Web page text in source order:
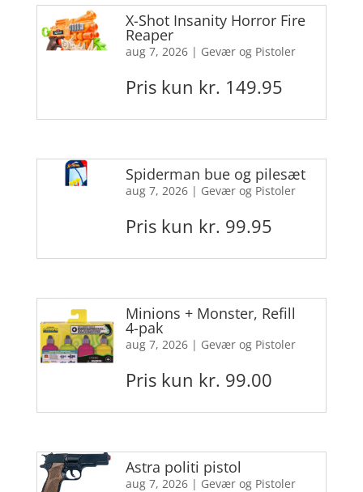
X-Shot Insanity Horror Fire
Reaper
aug 7, 2026| Gevær og Pistoler
Pris kun kr. 149.95
Spiderman bue og pilesæt
aug 7, 2026| Gevær og Pistoler
Pris kun kr. 99.95
Minions + Monster, Refill
4-pak
aug 7, 2026| Gevær og Pistoler
Pris kun kr. 99.00
Astra politi pistol
aug 7, 2026| Gevær og Pistoler